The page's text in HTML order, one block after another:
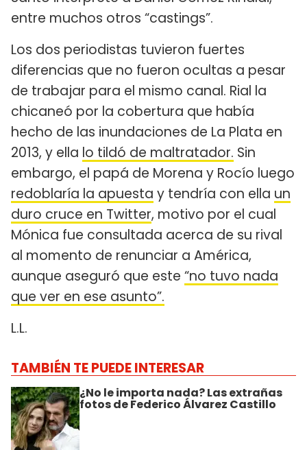
entre muchos otros “castings”.
Los dos periodistas tuvieron fuertes
diferencias que no fueron ocultas a pesar
de trabajar para el mismo canal. Rial la
chicaneó por la cobertura que había
hecho de las inundaciones de La Plata en
2013, y ella lo tildó de maltratador. Sin
embargo, el papá de Morena y Rocío luego
redoblaría la apuesta y tendría con ella un
duro cruce en Twitter, motivo por el cual
Mónica fue consultada acerca de su rival
al momento de renunciar a América,
aunque aseguró que este “no tuvo nada
que ver en ese asunto”.
L.L.
TAMBIÉN TE PUEDE INTERESAR
¿No le importa nada? Las extrañas
fotos de Federico Álvarez Castillo